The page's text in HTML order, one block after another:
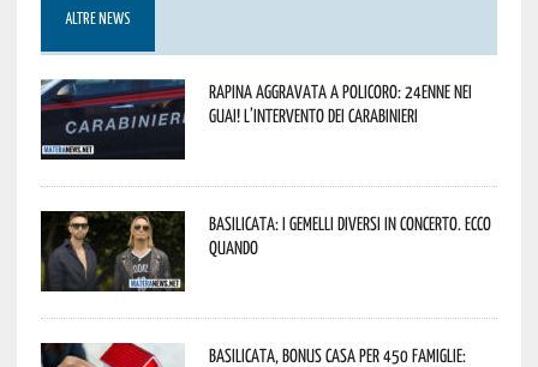
ALTRE NEWS
Rapina aggravata a Policoro: 24enne nei
guai! L’intervento dei Carabinieri
Basilicata: i Gemelli DiVersi in concerto. Ecco
quando
Basilicata, Bonus casa per 450 famiglie: